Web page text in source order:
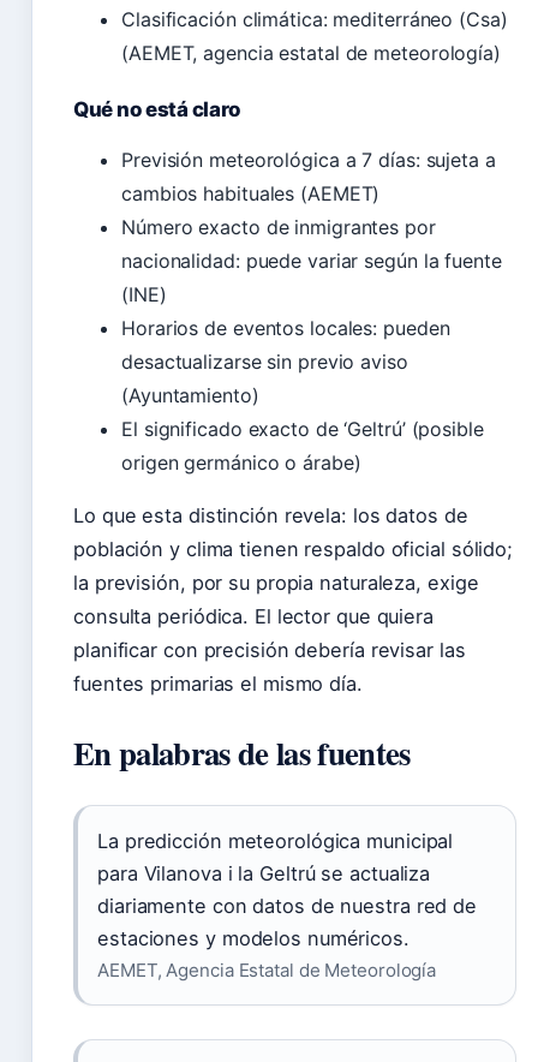
Clasificación climática: mediterráneo (Csa)
(AEMET, agencia estatal de meteorología)
Qué no está claro
Previsión meteorológica a 7 días: sujeta a
cambios habituales (AEMET)
Número exacto de inmigrantes por
nacionalidad: puede variar según la fuente
(INE)
Horarios de eventos locales: pueden
desactualizarse sin previo aviso
(Ayuntamiento)
El significado exacto de ‘Geltrú’ (posible
origen germánico o árabe)
Lo que esta distinción revela: los datos de
población y clima tienen respaldo oficial sólido;
la previsión, por su propia naturaleza, exige
consulta periódica. El lector que quiera
planificar con precisión debería revisar las
fuentes primarias el mismo día.
En palabras de las fuentes
La predicción meteorológica municipal
para Vilanova i la Geltrú se actualiza
diariamente con datos de nuestra red de
estaciones y modelos numéricos.
AEMET, Agencia Estatal de Meteorología